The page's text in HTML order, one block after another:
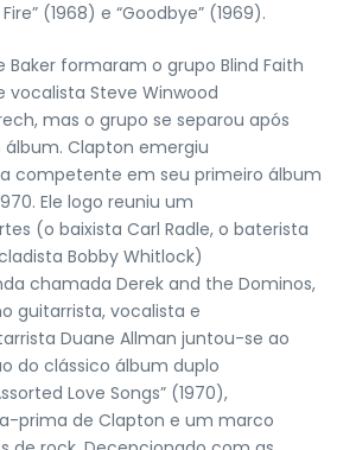
(1968) e “Goodbye” (1969).
Baker formaram o grupo Blind Faith
Steve Winwood
mas o grupo se separou após
Clapton emergiu
competente em seu primeiro álbum
Ele logo reuniu um
(o baixista Carl Radle, o baterista
Bobby Whitlock)
chamada Derek and the Dominos,
guitarrista, vocalista e
Duane Allman juntou-se ao
do clássico álbum duplo
Love Songs” (1970),
prima de Clapton e um marco